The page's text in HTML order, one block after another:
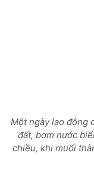
Một ngày lao động
đất, bơm nước
chiều, khi muối